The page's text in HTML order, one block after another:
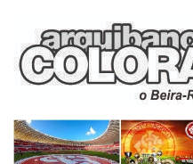
content
Arquibancada